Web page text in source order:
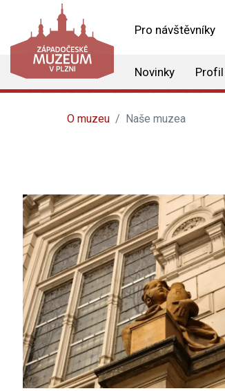
Pro návštěvníky
Novinky Profil
O muzeu Naše muzea